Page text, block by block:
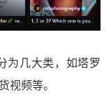
为几大类，如塔罗
视频等。